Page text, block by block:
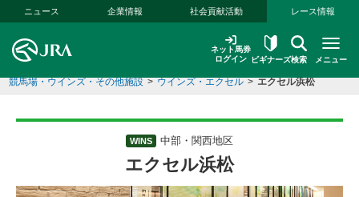
本文へ移動する
ニュース 企業情報 社会貢献活動 レース情報
ネット馬券
ログイン
ビギナーズ検索 メニュー
競馬場・ウインズ・その他施設 > ウインズ・エクセル > エクセル浜松
WINS 中部・関西地区
エクセル浜松